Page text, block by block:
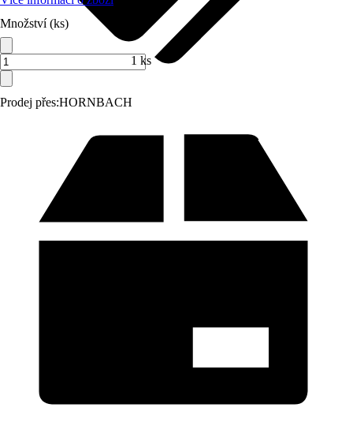
Prodej přes:HORNBACH
Množství (ks)
1 ks